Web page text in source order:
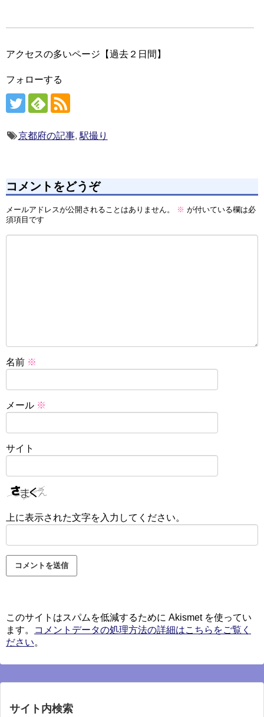
アクセスの多いページ【過去２日間】
フォローする
京都府の記事, 駅撮り
コメントをどうぞ
メールアドレスが公開されることはありません。 ※ が付いている欄は必
須項目です
名前 ※
メール ※
サイト
上に表示された文字を入力してください。
このサイトはスパムを低減するために Akismet を使ってい
ます。
コメントデータの処理方法の詳細はこちらをご覧く
ださい。
サイト内検索